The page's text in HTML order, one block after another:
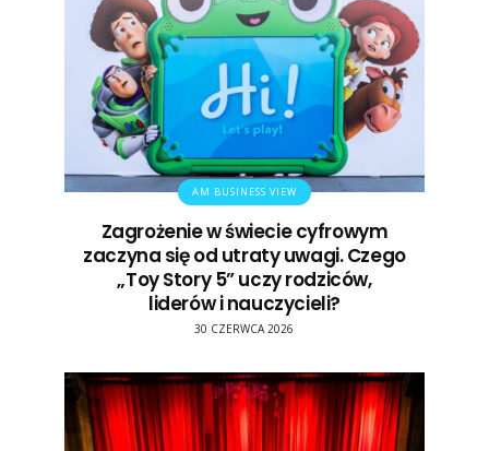
AM BUSINESS VIEW
Zagrożenie w świecie cyfrowym
zaczyna się od utraty uwagi. Czego
„Toy Story 5” uczy rodziców,
liderów i nauczycieli?
30 CZERWCA 2026